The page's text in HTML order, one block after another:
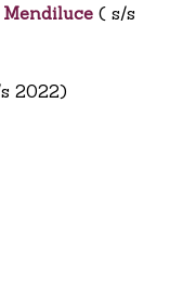
( s/s
2022)